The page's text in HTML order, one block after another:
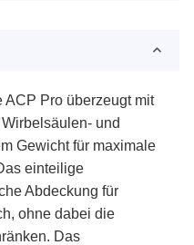
Pro überzeugt mit
und
Gewicht für maximale
einteilige
Abdeckung für
ohne dabei die
Das